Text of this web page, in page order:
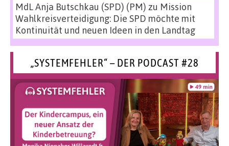
MdL Anja Butschkau (SPD) (PM) zu Mission
Wahlkreisverteidigung: Die SPD möchte mit
Kontinuität und neuen Ideen in den Landtag
„SYSTEMFEHLER“ – DER PODCAST #28